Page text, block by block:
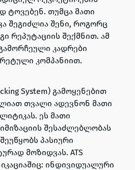
ტოვებენ. თუმცა მათი
შეგიძლია შენი, როგორც
რეპუტაციის შექმნით. ამ
კადრები
კომპანიით.
System) გამოყენებით
თვალი ადევნონ მათი
ეს მათი
შესაძლებლობას
პასიური
მოზიდვას. ATS
ინდივიდუალური